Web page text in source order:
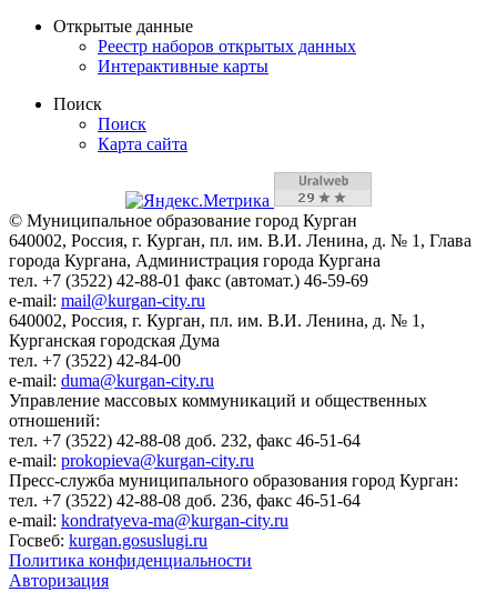
Открытые данные
Реестр наборов открытых данных
Интерактивные карты
Поиск
Поиск
Карта сайта
© Муниципальное образование город Курган
640002, Россия, г. Курган, пл. им. В.И. Ленина, д. № 1, Глава
города Кургана, Администрация города Кургана
тел. +7 (3522) 42-88-01 факс (автомат.) 46-59-69
e-mail: mail@kurgan-city.ru
640002, Россия, г. Курган, пл. им. В.И. Ленина, д. № 1,
Курганская городская Дума
тел. +7 (3522) 42-84-00
e-mail: duma@kurgan-city.ru
Управление массовых коммуникаций и общественных
отношений:
тел. +7 (3522) 42-88-08 доб. 232, факс 46-51-64
e-mail: prokopieva@kurgan-city.ru
Пресс-служба муниципального образования город Курган:
тел. +7 (3522) 42-88-08 доб. 236, факс 46-51-64
e-mail: kondratyeva-ma@kurgan-city.ru
Госвеб: kurgan.gosuslugi.ru
Политика конфиденциальности
Авторизация